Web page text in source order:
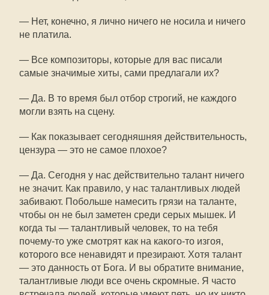
— Нет, конечно, я лично ничего не носила и ничего
не платила.
— Все композиторы, которые для вас писали
самые значимые хиты, сами предлагали их?
— Да. В то время был отбор строгий, не каждого
могли взять на сцену.
— Как показывает сегодняшняя действительность,
цензура — это не самое плохое?
— Да. Сегодня у нас действительно талант ничего
не значит. Как правило, у нас талантливых людей
забивают. Побольше намесить грязи на таланте,
чтобы он не был заметен среди серых мышек. И
когда ты — талантливый человек, то на тебя
почему-то уже смотрят как на какого-то изгоя,
которого все ненавидят и презирают. Хотя талант
— это данность от Бога. И вы обратите внимание,
талантливые люди все очень скромные. Я часто